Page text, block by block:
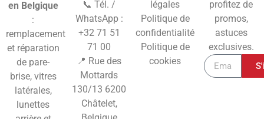
en Belgique
:
remplacement
et réparation
de pare-
brise, vitres
latérales,
lunettes
📞 Tél. /
WhatsApp :
+32 71 51
71 00
📍 Rue des
Mottards
130/13 6200
Châtelet,
légales
Politique de
confidentialité
Politique de
cookies
profitez de
promos,
astuces
exclusives.